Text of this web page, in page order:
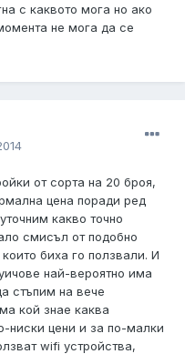
с каквото мога но ако
не мога да се
от сорта на 20 броя,
цена поради ред
какво точно
смисъл от подобно
биха го ползвали. И
най-вероятно има
стъпим на вече
кой знае каква
ниски цени и за по-малки
wifi устройства,